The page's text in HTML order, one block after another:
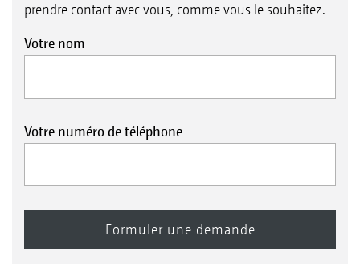
prendre contact avec vous, comme vous le souhaitez.
Votre nom
Votre numéro de téléphone